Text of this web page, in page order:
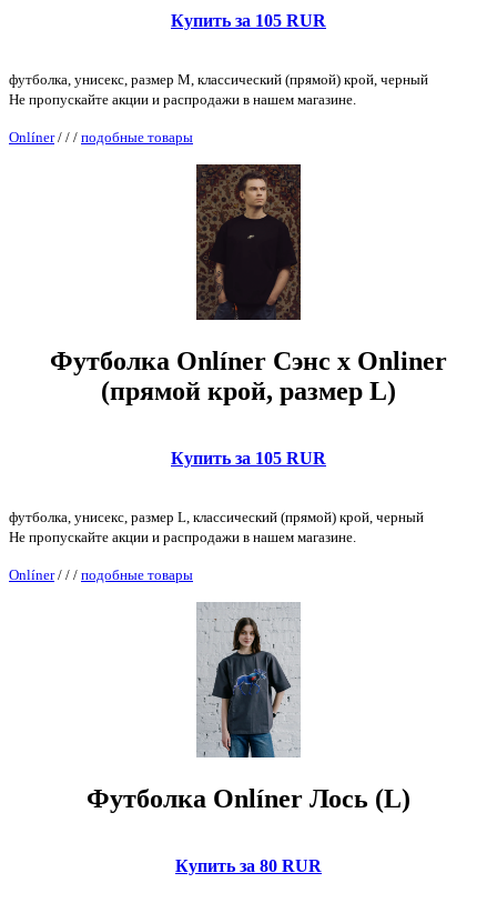
Купить за 105 RUR
футболка, унисекс, размер M, классический (прямой) крой, черный
Не пропускайте акции и распродажи в нашем магазине.
Onlíner/ / / подобные товары
Футболка Onlíner Сэнс x Onliner
(прямой крой, размер L)
Купить за 105 RUR
футболка, унисекс, размер L, классический (прямой) крой, черный
Не пропускайте акции и распродажи в нашем магазине.
Onlíner/ / / подобные товары
Футболка Onlíner Лось (L)
Купить за 80 RUR